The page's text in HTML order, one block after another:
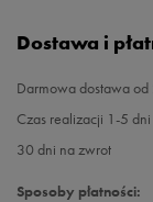
Dostawa i
Darmowa dostawa
Czas realizacji 1-5
30 dni na zwrot
Sposoby płatności: